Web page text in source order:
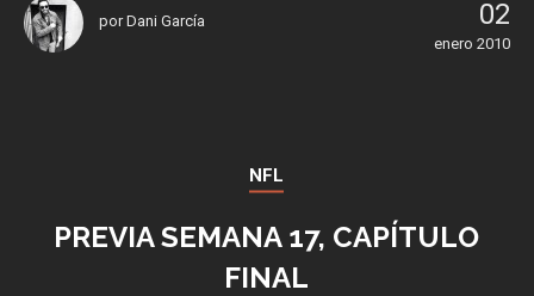
porDani García 02
enero 2010
NFL
PREVIA SEMANA 17, CAPÍTULO
FINAL